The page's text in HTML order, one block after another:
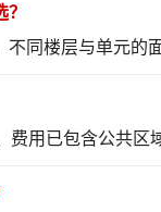
同楼层与单元的
费用已包含公共